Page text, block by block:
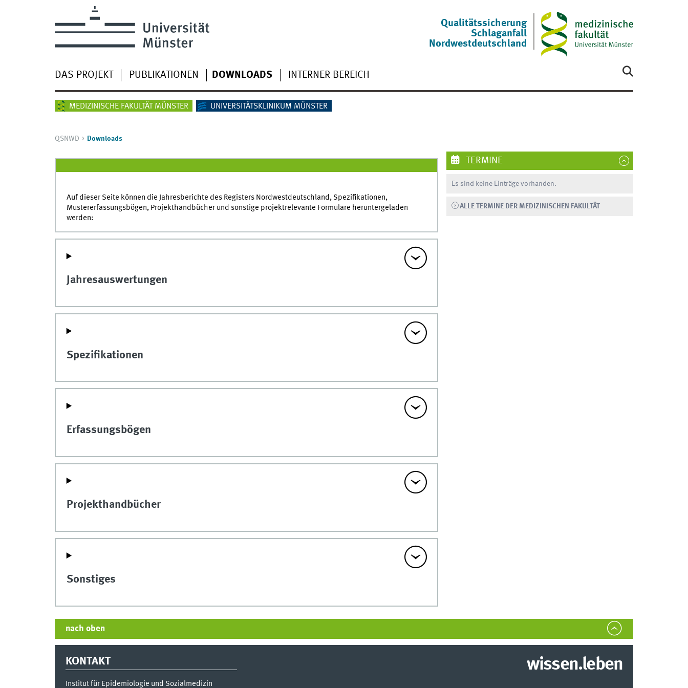
Qualitätssicherung
Schlaganfall
Nordwestdeutschland
DAS PROJEKT PUBLIKATIONEN DOWNLOADS INTERNER BEREICH
MEDIZINISCHE FAKULTÄT MÜNSTER UNIVERSITÄTSKLINIKUM MÜNSTER
QSNWD Downloads
Auf dieser Seite können die Jahresberichte des Registers Nordwestdeutschland, Spezifikationen,
Mustererfassungsbögen, Projekthandbücher und sonstige projektrelevante Formulare heruntergeladen
werden:
Jahresauswertungen
Spezifikationen
Erfassungsbögen
Projekthandbücher
Sonstiges
TERMINE
Es sind keine Einträge vorhanden.
ALLE TERMINE DER MEDIZINISCHEN FAKULTÄT
nach oben
KONTAKT
Institut für Epidemiologie und Sozialmedizin
wissen.leben